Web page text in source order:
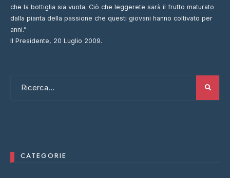
che la bottiglia sia vuota. Ciò che leggerete sarà il frutto maturato
dalla pianta della passione che questi giovani hanno coltivato per
anni.”
Il Presidente, 20 Luglio 2009.
CATEGORIE